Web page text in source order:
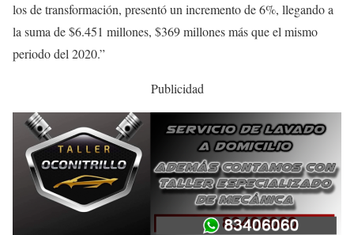
los de transformación, presentó un incremento de 6%, llegando a
la suma de $6.451 millones, $369 millones más que el mismo
periodo del 2020.”
Publicidad